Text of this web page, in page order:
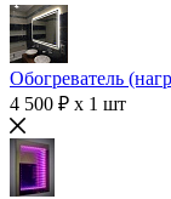
Обогреватель
4 500 ₽ x 1 шт